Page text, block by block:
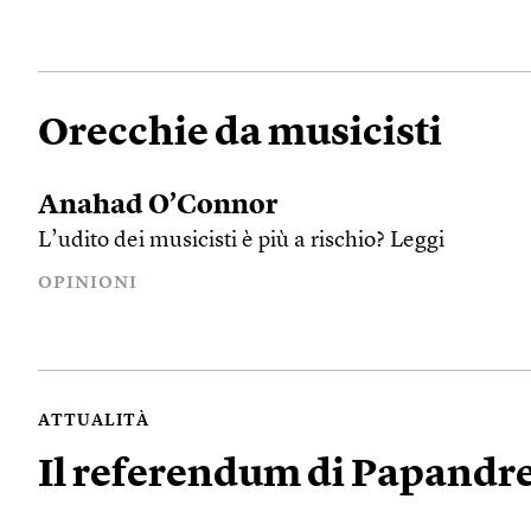
Orecchie da musicisti
Anahad O’Connor
L’udito dei musicisti è più a rischio? Leggi
OPINIONI
ATTUALITÀ
Il referendum di